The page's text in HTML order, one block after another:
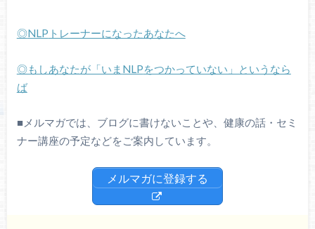
◎NLP トレーナーになったあなたへ
◎もしあなたが「いま NLPをつかっていない」というなら
ば
■メルマガでは、ブログに書けないことや、健康の話・セミ
ナー講座の予定などをご案内しています。
メルマガに登録する